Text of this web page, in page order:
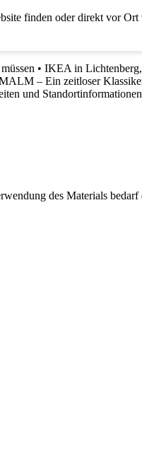
finden oder direkt vor
• IKEA in Lichtenberg,
– Ein zeitloser
und Standortinformationen
des Materials